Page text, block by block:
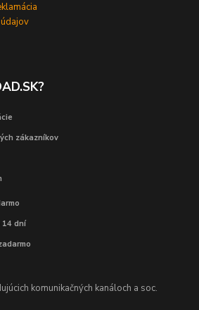
zákazníkov
dní
komunikačných kanáloch a soc.